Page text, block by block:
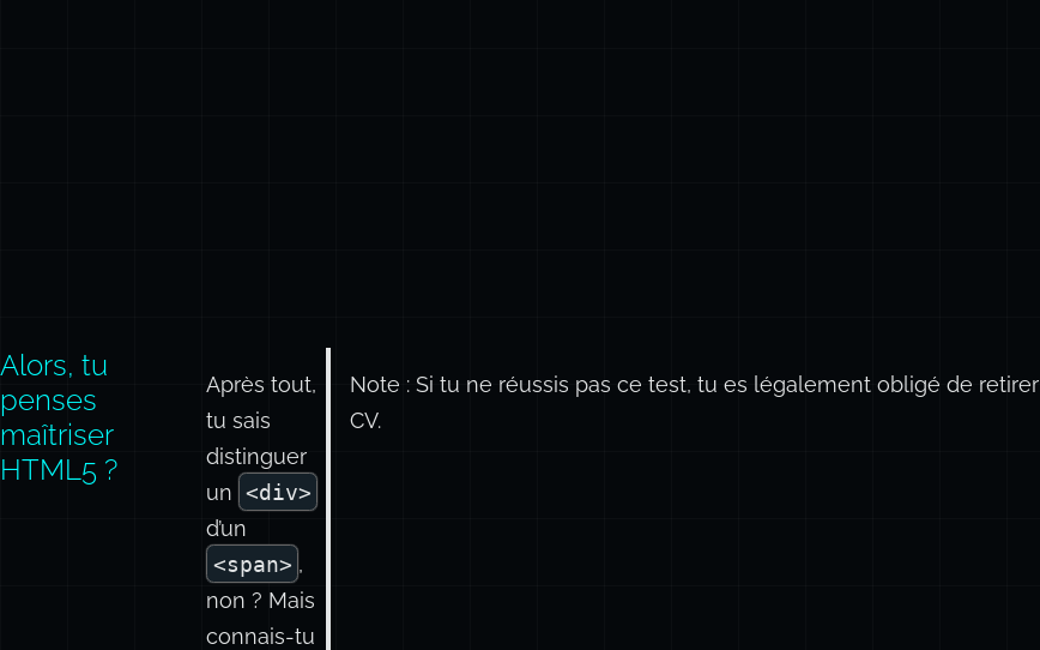
Alors, tu
penses
maîtriser
HTML5 ?
Après tout,
tu sais
distinguer
un <div>
d’un
<span> ,
non ? Mais
connais-tu
Note : Si tu ne réussis pas ce test, tu es légalement obligé de retirer
CV.